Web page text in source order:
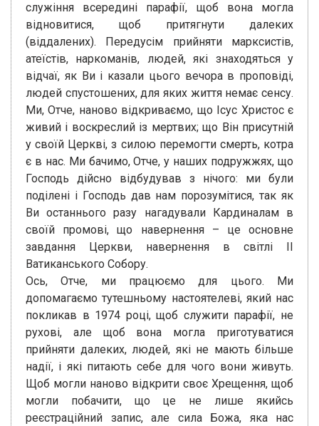
служіння всередині парафії, щоб вона могла
відновитися, щоб притягнути далеких
(віддалених). Передусім прийняти марксистів,
атеїстів, наркоманів, людей, які знаходяться у
відчаї, як Ви і казали цього вечора в проповіді,
людей спустошених, для яких життя немає сенсу.
Ми, Отче, наново відкриваємо, що Ісус Христос є
живий і воскреслий із мертвих; що Він присутній
у своїй Церкві, з силою перемогти смерть, котра
є в нас. Ми бачимо, Отче, у наших подружжях, що
Господь дійсно відбудував з нічого: ми були
поділені і Господь дав нам порозумітися, так як
Ви останнього разу нагадували Кардиналам в
своїй промові, що навернення – це основне
завдання Церкви, навернення в світлі ІІ
Ватиканського Собору.
Ось, Отче, ми працюємо для цього. Ми
допомагаємо тутешньому настоятелеві, який нас
покликав в 1974 році, щоб служити парафії, не
рухові, але щоб вона могла приготуватися
прийняти далеких, людей, які не мають більше
надії, і які питають себе для чого вони живуть.
Щоб могли наново відкрити своє Хрещення, щоб
могли побачити, що це не лише якийсь
реєстраційний запис, але сила Божа, яка нас